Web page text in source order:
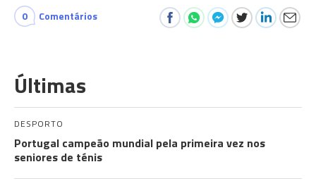
0 Comentários
Últimas
DESPORTO
Portugal campeão mundial pela primeira vez nos
seniores de ténis